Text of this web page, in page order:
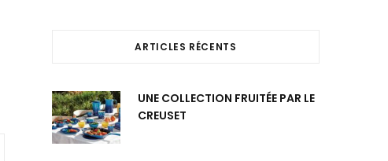
ARTICLES RÉCENTS
UNE COLLECTION FRUITÉE PAR LE
CREUSET